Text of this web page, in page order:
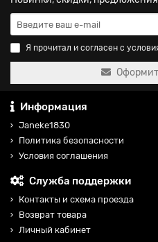
Я прочитал и согласен с
Информация
Janeke1830
Политика безопасности
Условия соглашения
Служба поддержки
Контакты и схема проезда
Возврат товара
Личный кабинет